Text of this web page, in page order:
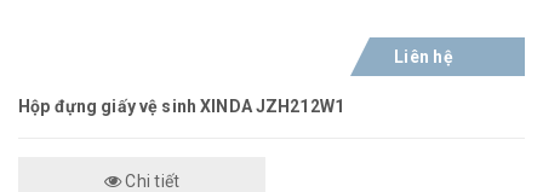
Liên hệ
Hộp đựng giấy vệ sinh XINDA JZH212W1
Chi tiết